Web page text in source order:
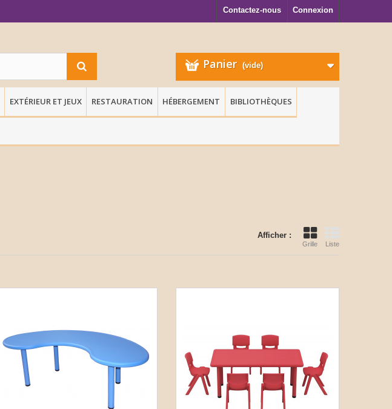
Connexion
Contactez-nous
Panier (vide)
EXTÉRIEUR ET JEUX RESTAURATION HÉBERGEMENT BIBLIOTHÈQUES
Afficher :
Grille Liste